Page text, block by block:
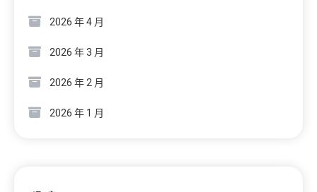
2026 年 4 月
2026 年 3 月
2026 年 2 月
2026 年 1 月